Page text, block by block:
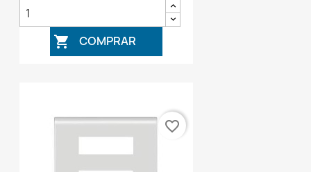
 COMPRAR
favorite_border